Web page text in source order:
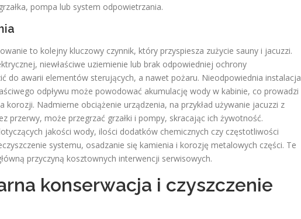
pompa lub system odpowietrzania.
to kolejny kluczowy czynnik, który przyspiesza zużycie sauny i jacuzzi.
niewłaściwe uziemienie lub brak odpowiedniej ochrony
do awarii elementów sterujących, a nawet pożaru. Nieodpowiednia instalacja
odpływu może powodować akumulację wody w kabinie, co prowadzi
Nadmierne obciążenie urządzenia, na przykład używanie jacuzzi z
przerwy, może przegrzać grzałki i pompy, skracając ich żywotność.
jakości wody, ilości dodatków chemicznych czy częstotliwości
systemu, osadzanie się kamienia i korozję metalowych części. Te
przyczyną kosztownych interwencji serwisowych.
konserwacja i czyszczenie